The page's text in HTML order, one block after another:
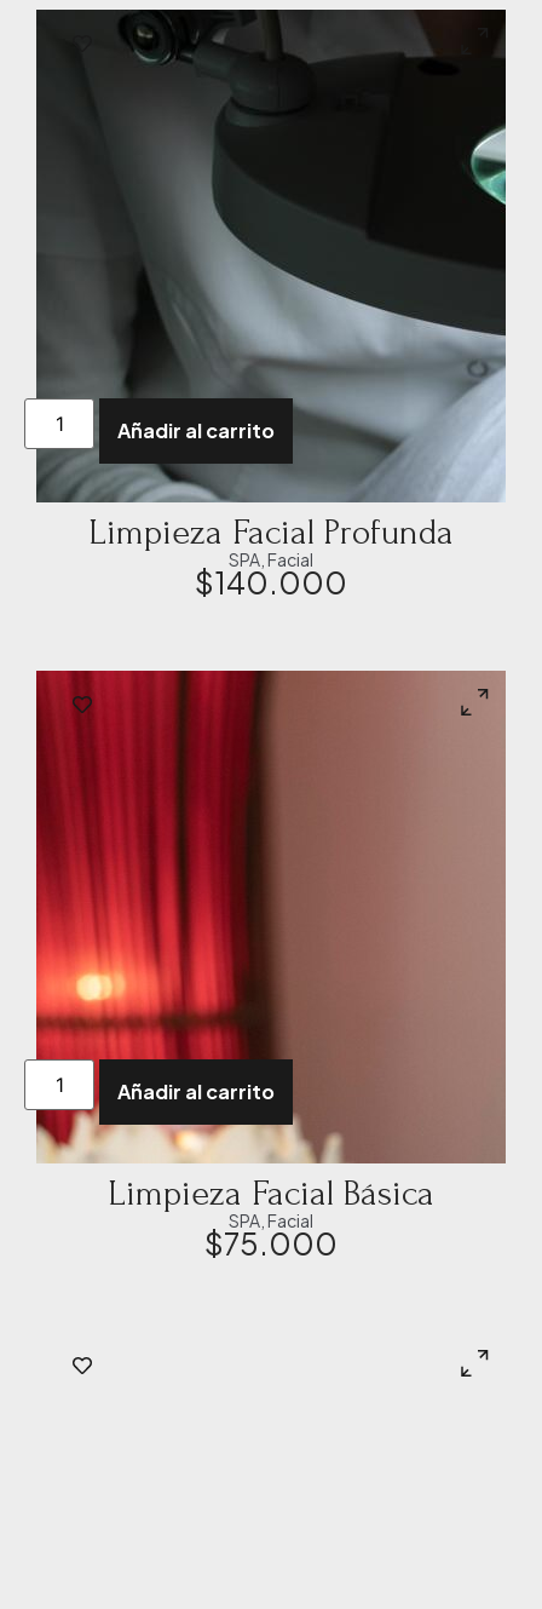
Añadir al carrito
Limpieza Facial Profunda
SPA Facial
$140.000
Añadir al carrito
Limpieza Facial Básica
SPA Facial
$75.000